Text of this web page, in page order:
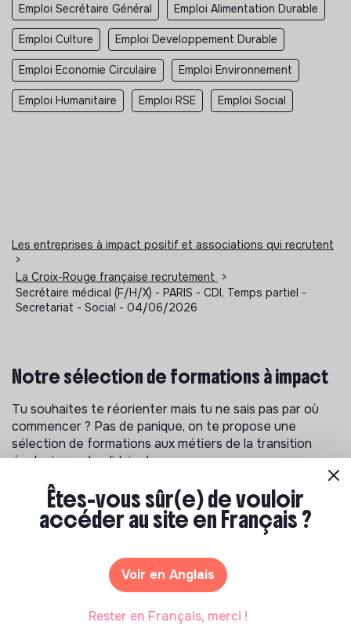
Emploi Secrétaire Général Emploi Alimentation Durable
Emploi Culture Emploi Developpement Durable
Emploi Economie Circulaire Emploi Environnement
Emploi Humanitaire Emploi RSE Emploi Social
Les entreprises à impact positif et associations qui recrutent
>
La Croix-Rouge française recrutement
>
Secrétaire médical (F/H/X) - PARIS - CDI, Temps partiel -
Secretariat - Social - 04/06/2026
Notre sélection de formations à impact
Tu souhaites te réorienter mais tu ne sais pas par où
commencer ? Pas de panique, on te propose une
sélection de formations aux métiers de la transition
écologique et solidaire !
Êtes-vous sûr(e) de vouloir
accéder au site en Français ?
Voir en Anglais
Rester en Français, merci !